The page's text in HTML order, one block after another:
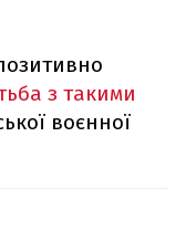
з такими
воєнної